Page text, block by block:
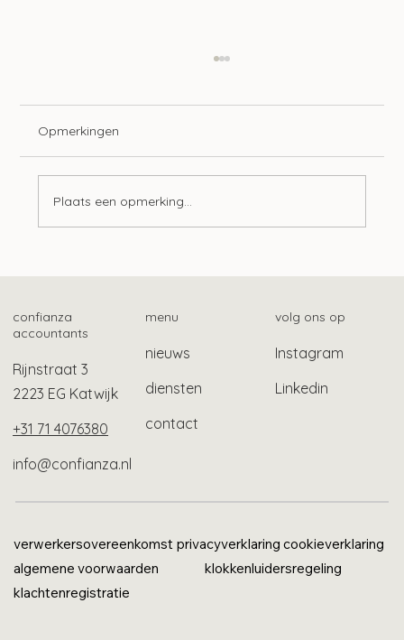
Opmerkingen
Plaats een opmerking...
confianza
accountants
Rijnstraat 3
2223 EG Katwijk
+31 71 4076380
info@confianza.nl
menu
nieuws
diensten
contact
volg ons op
Instagram
Linkedin
verwerkersovereenkomst privacyverklaring cookieverklaring
algemene voorwaarden
klokkenluidersregeling
klachtenregistratie